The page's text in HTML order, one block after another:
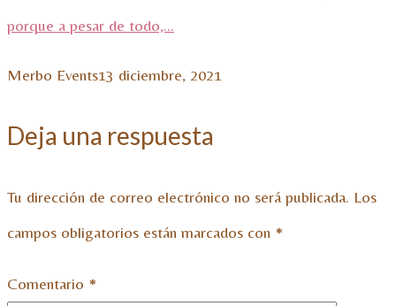
porque a pesar de todo,...
Merbo Events13 diciembre, 2021
Deja una respuesta
Tu dirección de correo electrónico no será publicada. Los
campos obligatorios están marcados con *
Comentario *